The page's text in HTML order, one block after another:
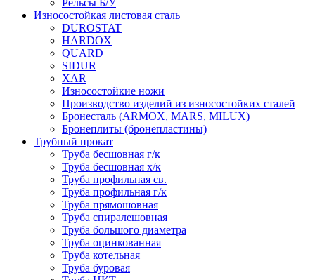
Рельсы Б/У
Износостойкая листовая сталь
DUROSTAT
HARDOX
QUARD
SIDUR
XAR
Износостойкие ножи
Производство изделий из износостойких сталей
Бронесталь (ARMOX, MARS, MILUX)
Бронеплиты (бронепластины)
Трубный прокат
Труба бесшовная г/к
Труба бесшовная х/к
Труба профильная св.
Труба профильная г/к
Труба прямошовная
Труба спиралешовная
Труба большого диаметра
Труба оцинкованная
Труба котельная
Труба буровая